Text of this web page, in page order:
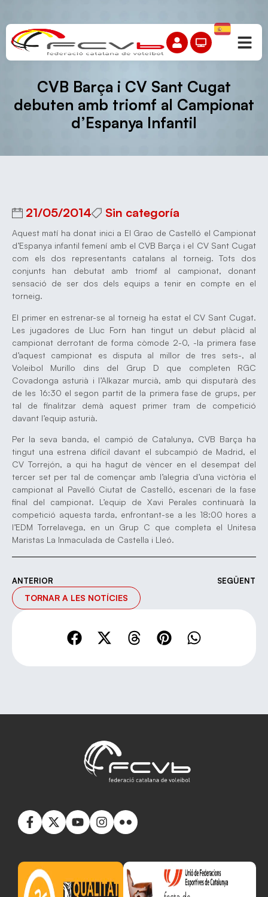
CVB Barça i CV Sant Cugat
debuten amb triomf al Campionat
d’Espanya Infantil
21/05/2014 Sin categoría
Aquest matí ha donat inici a El Grao de Castelló el Campionat
d’Espanya infantil femení amb el CVB Barça i el CV Sant Cugat
com els dos representants catalans al torneig. Tots dos
conjunts han debutat amb triomf al campionat, donant
sensació de ser dos dels equips a tenir en compte en el
torneig.
El primer en estrenar-se al torneig ha estat el CV Sant Cugat.
Les jugadores de Lluc Forn han tingut un debut plàcid al
campionat derrotant de forma còmode 2-0, -la primera fase
d’aquest campionat es disputa al millor de tres sets-, al
Voleibol Murillo dins del Grup D que completen RGC
Covadonga asturià i l’Alkazar murcià, amb qui disputarà des
de les 16:30 el segon partit de la primera fase de grups, per
tal de finalitzar demà aquest primer tram de competició
davant l’equip asturià.
Per la seva banda, el campió de Catalunya, CVB Barça ha
tingut una estrena difícil davant el subcampió de Madrid, el
CV Torrejón, a qui ha hagut de vèncer en el desempat del
tercer set per tal de començar amb l’alegria d’una victòria el
campionat al Pavelló Ciutat de Castelló, escenari de la fase
final del campionat. L’equip de Xavi Perales continuarà la
competició aquesta tarda, enfrontant-se a les 18:00 hores a
l’EDM Torrelavega, en un Grup C que completa el Unitesa
Maristas La Inmaculada de Castella i Lleó.
ANTERIOR SEGÜENT
TORNAR A LES NOTÍCIES